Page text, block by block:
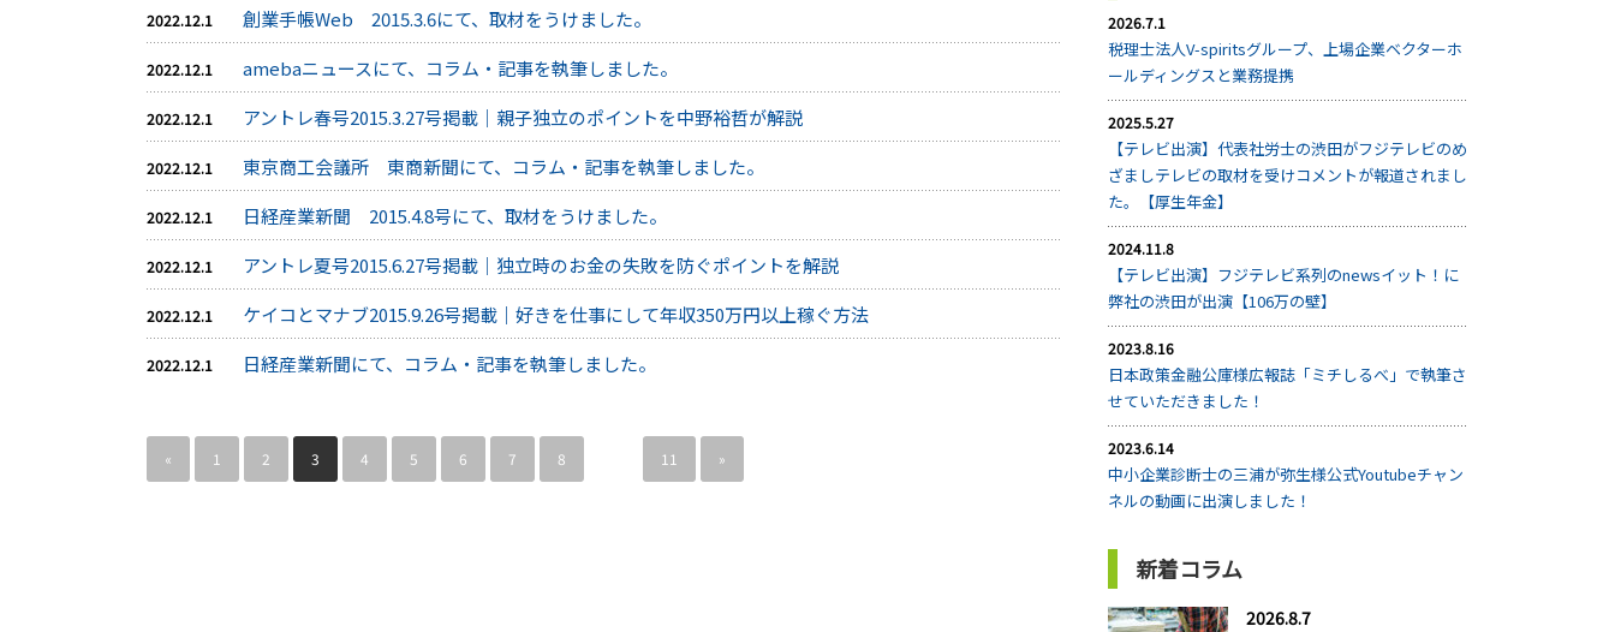
2022.12.1 創業手帳Web 2015.3.6にて、取材をうけました。
2022.12.1 amebaニュースにて、コラム・記事を執筆しました。
2022.12.1 アントレ春号2015.3.27号掲載｜親子独立のポイントを中野裕哲が解説
2022.12.1 東京商工会議所 東商新聞にて、コラム・記事を執筆しました。
2022.12.1 日経産業新聞 2015.4.8号にて、取材をうけました。
2022.12.1 アントレ夏号2015.6.27号掲載｜独立時のお金の失敗を防ぐポイントを解説
2022.12.1 ケイコとマナブ2015.9.26号掲載｜好きを仕事にして年収350万円以上稼ぐ方法
2022.12.1 日経産業新聞にて、コラム・記事を執筆しました。
« 1 2 3 4 5 6 7 8 11 »
2026.7.1
税理士法人V-spiritsグループ、上場企業ベクターホ
ールディングスと業務提携
2025.5.27
【テレビ出演】代表社労士の渋田がフジテレビのめ
ざましテレビの取材を受けコメントが報道されまし
た。【厚生年金】
2024.11.8
【テレビ出演】フジテレビ系列のnewsイット！に
弊社の渋田が出演【106万の壁】
2023.8.16
日本政策金融公庫様広報誌「ミチしるべ」で執筆さ
せていただきました！
2023.6.14
中小企業診断士の三浦が弥生様公式Youtubeチャン
ネルの動画に出演しました！
新着コラム
2026.8.7